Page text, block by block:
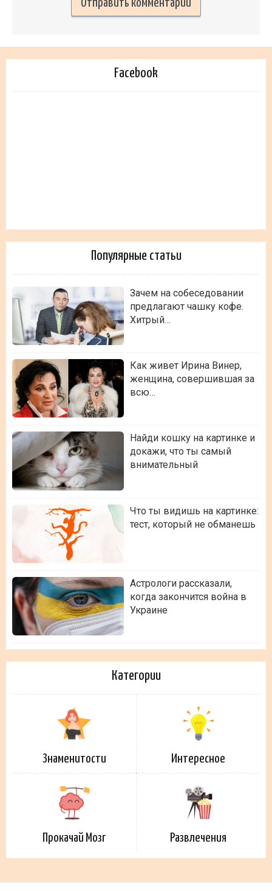
Facebook
Популярные статьи
Зачем на собеседовании
предлагают чашку кофе.
Хитрый…
Как живет Ирина Винер,
женщина, совершившая за
всю…
Найди кошку на картинке и
докажи, что ты самый
внимательный
Что ты видишь на картинке:
тест, который не обманешь
Астрологи рассказали,
когда закончится война в
Украине
Категории
Знаменитости Интересное
Прокачай Мозг Развлечения